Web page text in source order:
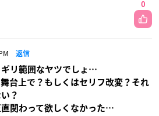
0
返信
リ範囲なヤツでしょ…
台上で？もしくはセリフ改変？それ
？
関わって欲しくなかった…